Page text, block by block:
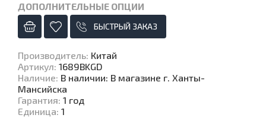
ДОПОЛНИТЕЛЬНЫЕ ОПЦИИ
БЫСТРЫЙ ЗАКАЗ
Производитель: Китай
Артикул: 1689BKGD
Наличие: В наличии: В магазине г. Ханты-
Мансийска
Гарантия: 1 год
Единица: 1